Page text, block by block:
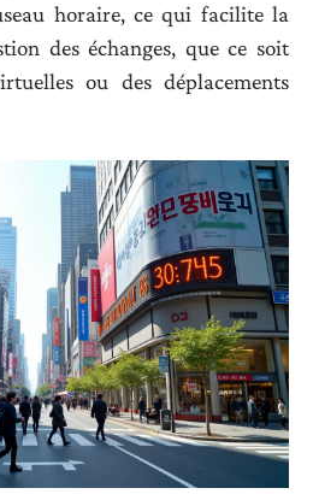
horaire, ce qui facilite la
des échanges, que ce soit
ou des déplacements